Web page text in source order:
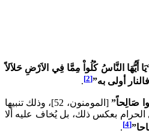
أَيُّهَا النَّاسُ كُلُواْ مِمَّا فِي الاَرْضِ حَلاَلاً
أولى به”[2]
.
صَالِحاً”
[المومنون، 52]، وذلك تنبيها
بعكس ذلك، بل يُخاف عليه ألا
[4]
.